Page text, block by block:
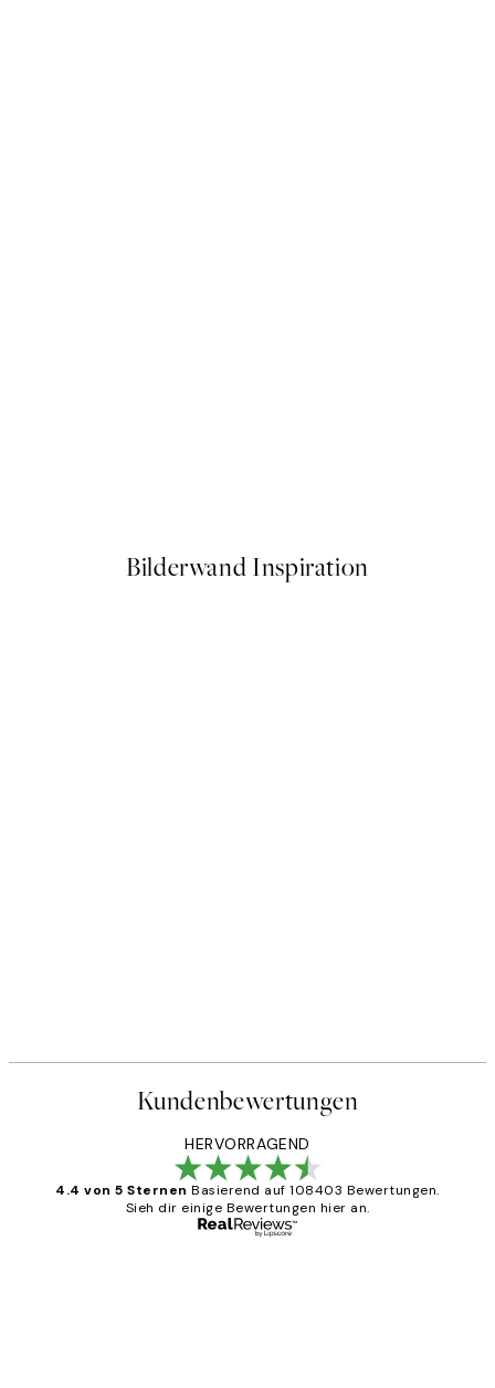
Bilderwand Inspiration
Kundenbewertungen
HERVORRAGEND
4.4 von 5 Sternen Basierend auf 108403 Bewertungen.
Sieh dir einige Bewertungen hier an.